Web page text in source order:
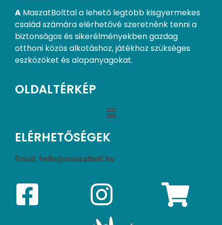
A MaszatBolttal a lehető legtöbb kisgyermekes
család számára elérhetővé szeretnénk tenni a
biztonságos és sikerélményekben gazdag
otthoni közös alkotáshoz, játékhoz szükséges
eszközöket és alapanyagokat.
OLDALTÉRKÉP
ELÉRHETŐSÉGEK
Email: hello@maszatbolt.hu